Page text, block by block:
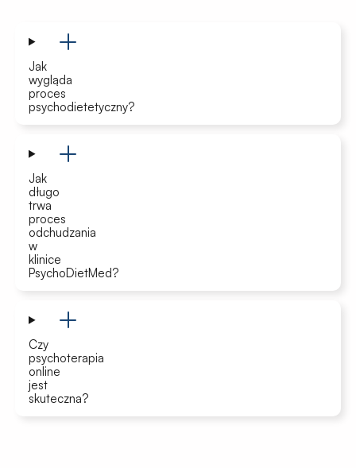
Jak
wygląda
proces
psychodietetyczny?
Jak
długo
trwa
proces
odchudzania
w
klinice
PsychoDietMed?
Czy
psychoterapia
online
jest
skuteczna?